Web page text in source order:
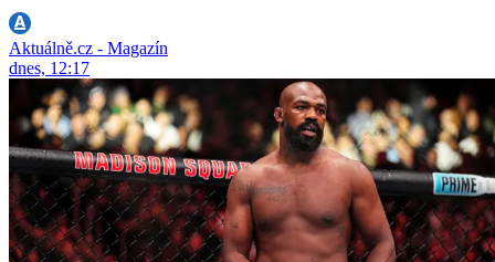
Aktuálně.cz - Magazín
dnes, 12:17